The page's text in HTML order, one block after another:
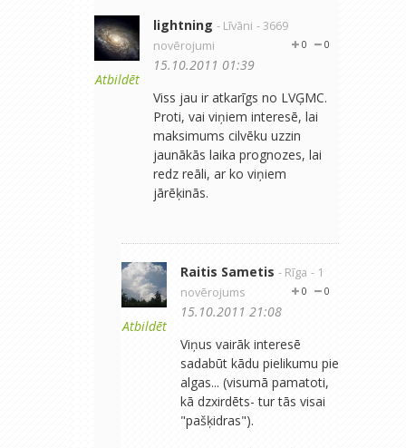
Atbildēt
lightning - Līvāni - 3669
novērojumi
0
0
15.10.2011 01:39
Viss jau ir atkarīgs no LVĢMC.
Proti, vai viņiem interesē, lai
maksimums cilvēku uzzin
jaunākās laika prognozes, lai
redz reāli, ar ko viņiem
jārēķinās.
Atbildēt
Raitis Sametis - Rīga - 1
novērojums
0
0
15.10.2011 21:08
Viņus vairāk interesē
sadabūt kādu pielikumu pie
algas... (visumā pamatoti,
kā dzxirdēts- tur tās visai
"pašķidras").